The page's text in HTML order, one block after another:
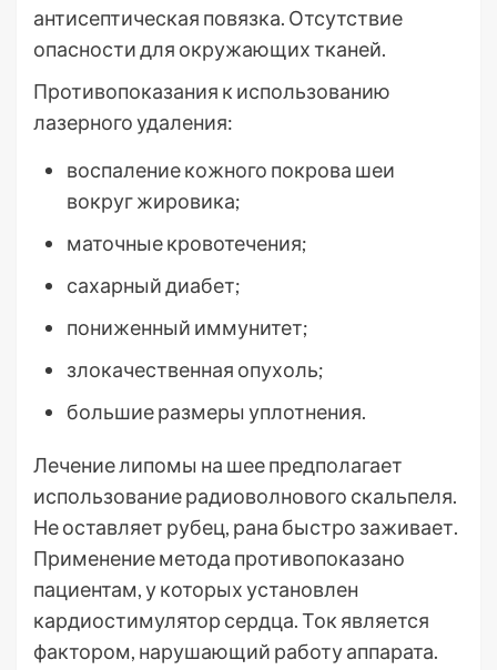
антисептическая повязка. Отсутствие
опасности для окружающих тканей.
Противопоказания к использованию
лазерного удаления:
воспаление кожного покрова шеи
вокруг жировика;
маточные кровотечения;
сахарный диабет;
пониженный иммунитет;
злокачественная опухоль;
большие размеры уплотнения.
Лечение липомы на шее предполагает
использование радиоволнового скальпеля.
Не оставляет рубец, рана быстро заживает.
Применение метода противопоказано
пациентам, у которых установлен
кардиостимулятор сердца. Ток является
фактором, нарушающий работу аппарата.